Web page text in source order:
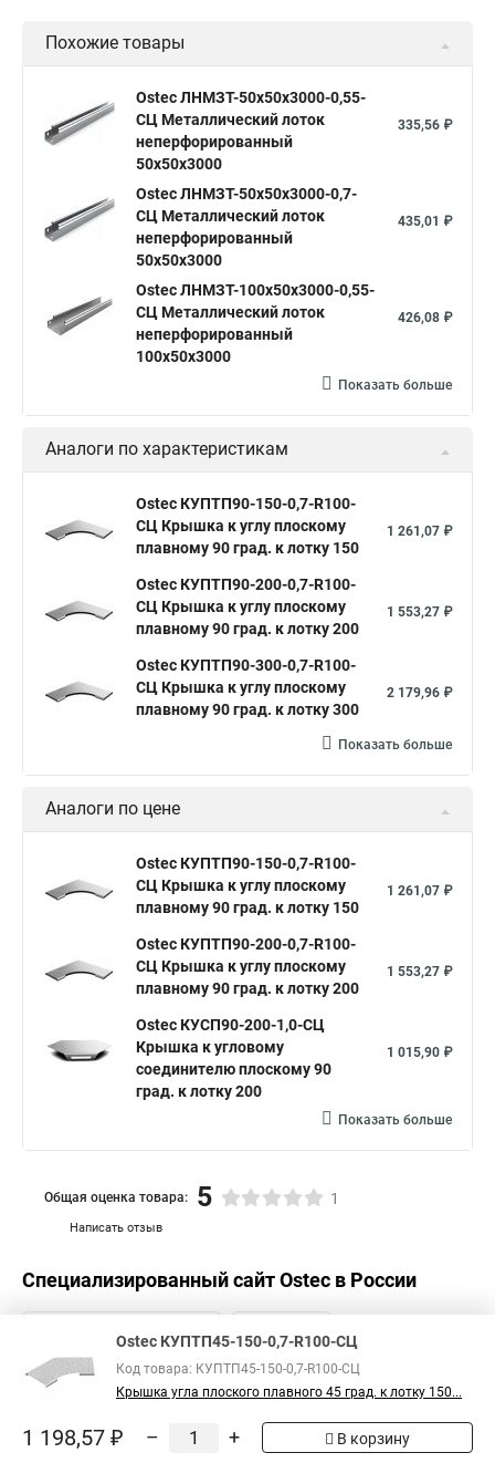
Похожие товары
Ostec ЛНМЗТ-50х50х3000-0,55-
СЦ Металлический лоток
неперфорированный
50х50х3000
335,56 ₽
Ostec ЛНМЗТ-50х50х3000-0,7-
СЦ Металлический лоток
неперфорированный
50х50х3000
435,01 ₽
Ostec ЛНМЗТ-100х50х3000-0,55-
СЦ Металлический лоток
неперфорированный
100х50х3000
426,08 ₽
Показать больше
Аналоги по характеристикам
Ostec КУПТП90-150-0,7-R100-
СЦ Крышка к углу плоскому
плавному 90 град. к лотку 150
1 261,07 ₽
Ostec КУПТП90-200-0,7-R100-
СЦ Крышка к углу плоскому
плавному 90 град. к лотку 200
1 553,27 ₽
Ostec КУПТП90-300-0,7-R100-
СЦ Крышка к углу плоскому
плавному 90 град. к лотку 300
2 179,96 ₽
Показать больше
Аналоги по цене
Ostec КУПТП90-150-0,7-R100-
СЦ Крышка к углу плоскому
плавному 90 град. к лотку 150
1 261,07 ₽
Ostec КУПТП90-200-0,7-R100-
СЦ Крышка к углу плоскому
плавному 90 град. к лотку 200
1 553,27 ₽
Ostec КУСП90-200-1,0-СЦ
Крышка к угловому
соединителю плоскому 90
град. к лотку 200
1 015,90 ₽
Показать больше
Написать отзыв
Общая оценка товара: 5 1
Специализированный сайтOstec в России
Ostec КУПТП45-150-0,7-R100-СЦ
Код товара: КУПТП45-150-0,7-R100-СЦ
Крышка угла плоского плавного 45 град. к лотку 150...
1 198,57 ₽ – + В корзину